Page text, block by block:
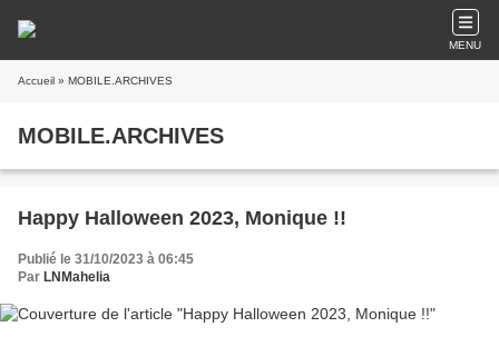
MENU
Accueil » MOBILE.ARCHIVES
MOBILE.ARCHIVES
Happy Halloween 2023, Monique !!
Publié le 31/10/2023 à 06:45
Par LNMahelia